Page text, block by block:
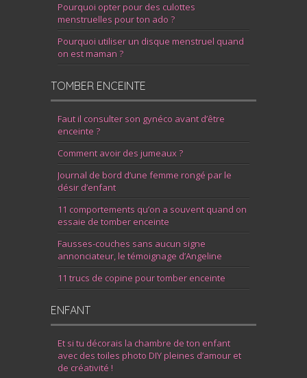
Pourquoi opter pour des culottes
menstruelles pour ton ado ?
Pourquoi utiliser un disque menstruel quand
on est maman ?
TOMBER ENCEINTE
Faut il consulter son gynéco avant d’être
enceinte ?
Comment avoir des jumeaux ?
Journal de bord d’une femme rongé par le
désir d’enfant
11 comportements qu’on a souvent quand on
essaie de tomber enceinte
Fausses-couches sans aucun signe
annonciateur, le témoignage d’Angeline
11 trucs de copine pour tomber enceinte
ENFANT
Et si tu décorais la chambre de ton enfant
avec des toiles photo DIY pleines d’amour et
de créativité !